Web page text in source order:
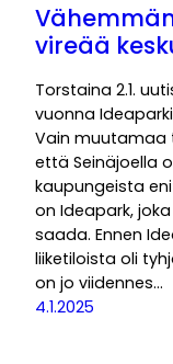
vireää
Torstaina 2.1.
vuonna
Vain muutamaa
että Seinäjoella
kaupungeista
on Ideapark,
saada. Ennen
liiketiloista oli
on jo viidennes…
4.1.2025